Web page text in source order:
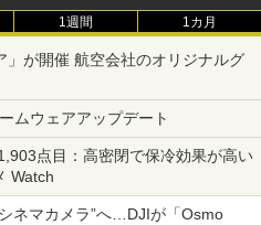
1週間 1カ月
」が開催 航空会社のオリジナルグ
ムウェアアップデート
点目：高密閉で保冷効果が高い
Watch
ネマカメラ”へ…DJIが「Osmo